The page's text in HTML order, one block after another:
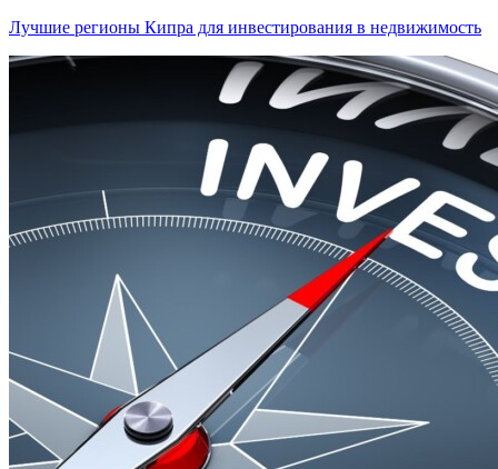
Лучшие регионы Кипра для инвестирования в недвижимость